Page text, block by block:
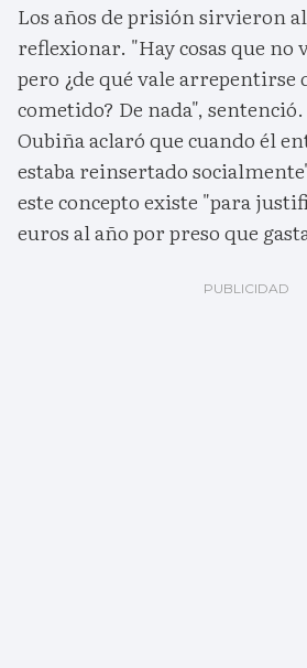
Los años de prisión sirvieron
reflexionar. "Hay cosas que no
pero ¿de qué vale arrepentirse
cometido? De nada",
Oubiña aclaró que cuando él
estaba reinsertado
este concepto existe "para
euros al año por preso que